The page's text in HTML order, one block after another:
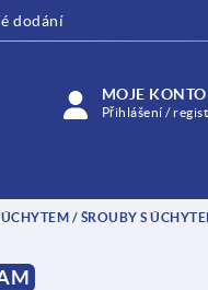
dodání
MOJE KONTO
Přihlášení /
/ ŠROUBY S